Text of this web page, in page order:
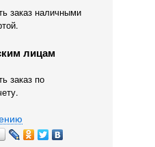
заказ наличными
лицам
заказ по